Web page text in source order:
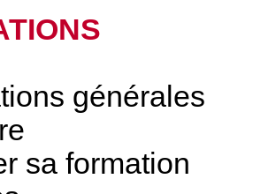
générales
sa formation